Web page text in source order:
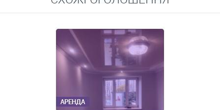
Средние цены на долгосрочную аренду квартир, домов,
комнат
АРЕНДА